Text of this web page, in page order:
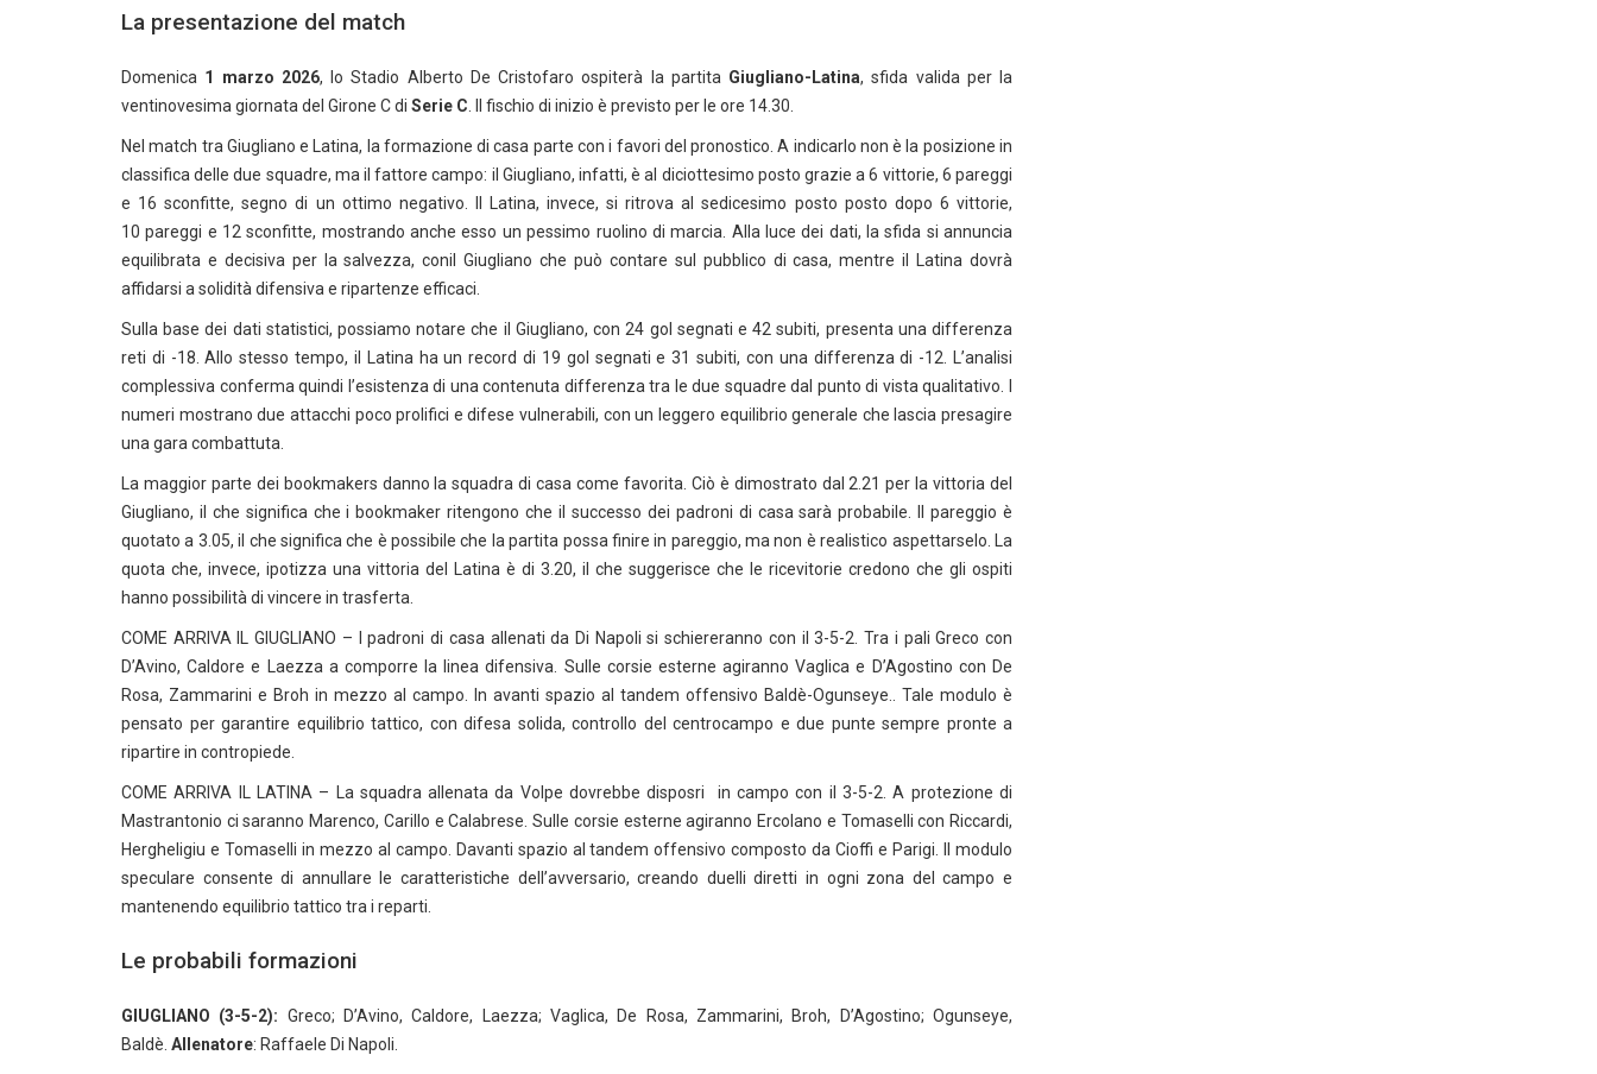
La presentazione del match
Domenica 1 marzo 2026, lo Stadio Alberto De Cristofaro ospiterà la partita Giugliano-Latina, sfida valida per la
ventinovesima giornata del Girone C di Serie C . Il fischio di inizio è previsto per le ore 14.30.
Nel match tra Giugliano e Latina, la formazione di casa parte con i favori del pronostico. A indicarlo non è la posizione in
classifica delle due squadre, ma il fattore campo: il Giugliano, infatti, è al diciottesimo posto grazie a 6 vittorie, 6 pareggi
e 16 sconfitte, segno di un ottimo negativo. Il Latina, invece, si ritrova al sedicesimo posto posto dopo 6 vittorie,
10 pareggi e 12 sconfitte, mostrando anche esso un pessimo ruolino di marcia. Alla luce dei dati, la sfida si annuncia
equilibrata e decisiva per la salvezza, conil Giugliano che può contare sul pubblico di casa, mentre il Latina dovrà
affidarsi a solidità difensiva e ripartenze efficaci.
Sulla base dei dati statistici, possiamo notare che il Giugliano, con 24 gol segnati e 42 subiti, presenta una differenza
reti di -18. Allo stesso tempo, il Latina ha un record di 19 gol segnati e 31 subiti, con una differenza di -12. L’analisi
complessiva conferma quindi l’esistenza di una contenuta differenza tra le due squadre dal punto di vista qualitativo. I
numeri mostrano due attacchi poco prolifici e difese vulnerabili, con un leggero equilibrio generale che lascia presagire
una gara combattuta.
La maggior parte dei bookmakers danno la squadra di casa come favorita. Ciò è dimostrato dal 2.21 per la vittoria del
Giugliano, il che significa che i bookmaker ritengono che il successo dei padroni di casa sarà probabile. Il pareggio è
quotato a 3.05, il che significa che è possibile che la partita possa finire in pareggio, ma non è realistico aspettarselo. La
quota che, invece, ipotizza una vittoria del Latina è di 3.20, il che suggerisce che le ricevitorie credono che gli ospiti
hanno possibilità di vincere in trasferta.
COME ARRIVA IL GIUGLIANO – I padroni di casa allenati da Di Napoli si schiereranno con il 3-5-2. Tra i pali Greco con
D’Avino, Caldore e Laezza a comporre la linea difensiva. Sulle corsie esterne agiranno Vaglica e D’Agostino con De
Rosa, Zammarini e Broh in mezzo al campo. In avanti spazio al tandem offensivo Baldè-Ogunseye.. Tale modulo è
pensato per garantire equilibrio tattico, con difesa solida, controllo del centrocampo e due punte sempre pronte a
ripartire in contropiede.
COME ARRIVA IL LATINA – La squadra allenata da Volpe dovrebbe disposri in campo con il 3-5-2. A protezione di
Mastrantonio ci saranno Marenco, Carillo e Calabrese. Sulle corsie esterne agiranno Ercolano e Tomaselli con Riccardi,
Hergheligiu e Tomaselli in mezzo al campo. Davanti spazio al tandem offensivo composto da Cioffi e Parigi. Il modulo
speculare consente di annullare le caratteristiche dell’avversario, creando duelli diretti in ogni zona del campo e
mantenendo equilibrio tattico tra i reparti.
Le probabili formazioni
GIUGLIANO (3-5-2): Greco; D’Avino, Caldore, Laezza; Vaglica, De Rosa, Zammarini, Broh, D’Agostino; Ogunseye,
Baldè. Allenatore: Raffaele Di Napoli.